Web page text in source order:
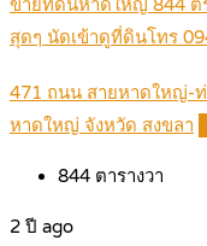
สุดๆ นัดเข้าดูที่ดินโทร
471 ถนน สายหาดใหญ่-ท่
หาดใหญ่ จังหวัด สงขลา
844 ตารางวา
2 ปี ago